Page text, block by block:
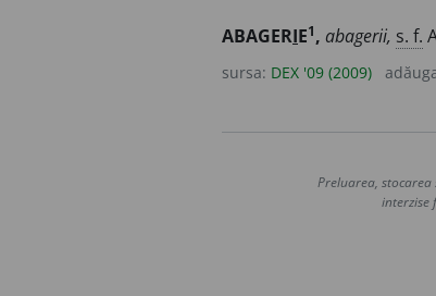
ABAGERIE1, abagerii, s. f.
sursa: DEX '09 (2009)
Preluarea,
interzise